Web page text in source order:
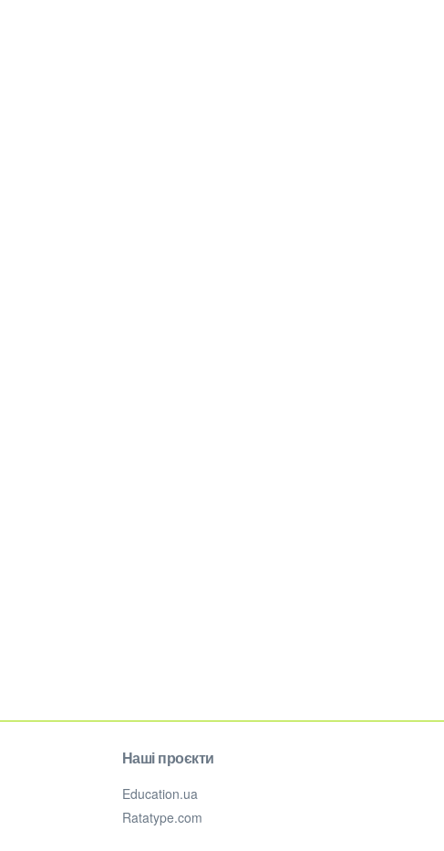
Наші проєкти
Education.ua
Ratatype.com